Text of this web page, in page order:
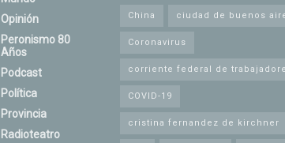
Opinión
Peronismo 80
Años
Podcast
Política
Provincia
Radioteatro
China ciudad de buenos
Coronavirus
corriente federal de
COVID-19
cristina fernandez de kirchner